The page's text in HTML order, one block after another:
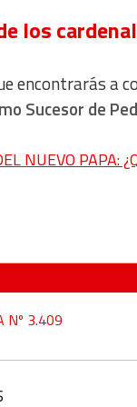
los
encontrarás a
Sucesor de
NUEVO PAPA:
Nº 3.409
requested